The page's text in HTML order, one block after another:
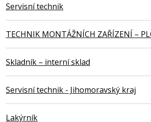
Servisní technik
TECHNIK MONTÁŽNÍCH ZAŘÍZENÍ –
Skladník – interní sklad
Servisní technik - Jihomoravský kraj
Lakýrník